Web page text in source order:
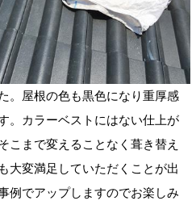
。屋根の色も黒色になり重厚感
。カラーベストにはない仕上が
こまで変えることなく葺き替え
大変満足していただくことが出
例でアップしますのでお楽しみ